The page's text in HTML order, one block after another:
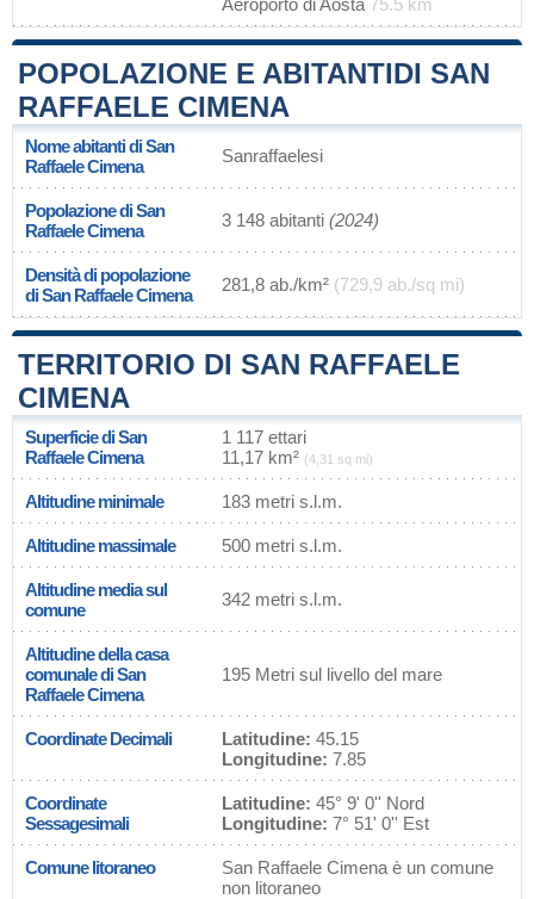
Aeroporto di Aosta 75.5 km
POPOLAZIONE E ABITANTIDI SAN
RAFFAELE CIMENA
Nome abitanti di San
Raffaele Cimena
Sanraffaelesi
Popolazione di San
Raffaele Cimena
3 148 abitanti (2024)
Densità di popolazione
di San Raffaele Cimena
281,8 ab./km² (729,9 ab./sq mi)
TERRITORIO DI SAN RAFFAELE
CIMENA
Superficie di San
Raffaele Cimena
1 117 ettari
11,17 km² (4,31 sq mi)
Altitudine minimale 183 metri s.l.m.
Altitudine massimale 500 metri s.l.m.
Altitudine media sul
comune
342 metri s.l.m.
Altitudine della casa
comunale di San
Raffaele Cimena
195 Metri sul livello del mare
Coordinate Decimali Latitudine: 45.15
Longitudine: 7.85
Coordinate
Sessagesimali
Latitudine: 45° 9' 0'' Nord
Longitudine: 7° 51' 0'' Est
Comune litoraneo
San Raffaele Cimena è un comune
non litoraneo